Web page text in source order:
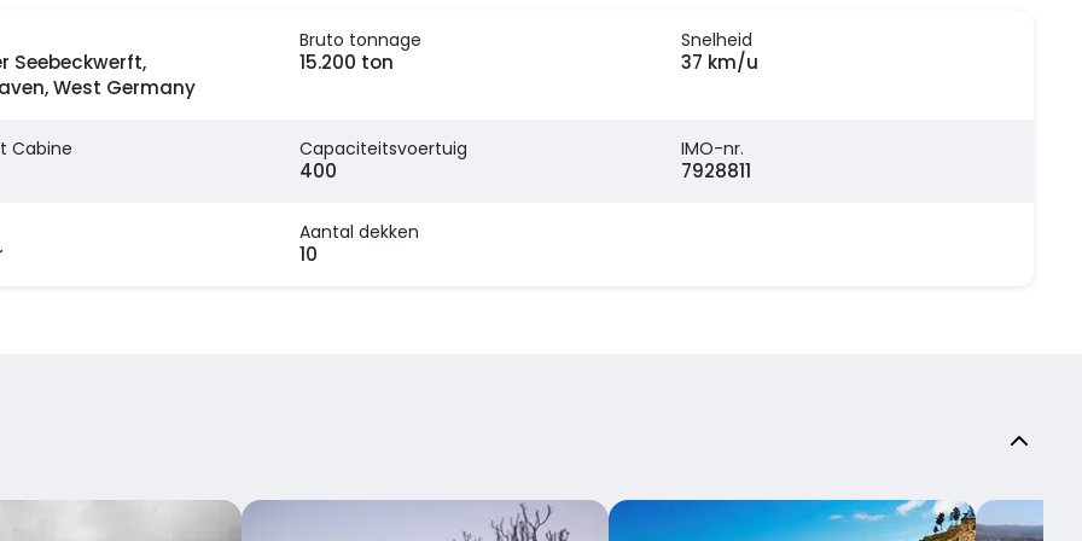
Seebeckwerft,
West Germany
Bruto tonnage
15.200 ton
Snelheid
37 km/u
Cabine Capaciteitsvoertuig
400
IMO-nr.
7928811
Aantal dekken
10